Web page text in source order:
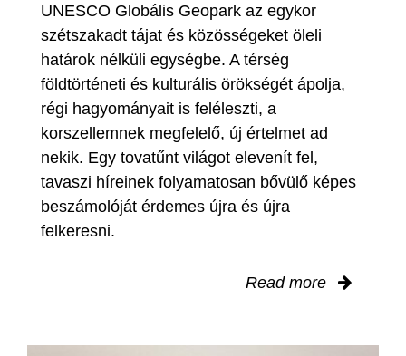
UNESCO Globális Geopark az egykor
szétszakadt tájat és közösségeket öleli
határok nélküli egységbe. A térség
földtörténeti és kulturális örökségét ápolja,
régi hagyományait is feléleszti, a
korszellemnek megfelelő, új értelmet ad
nekik. Egy tovatűnt világot elevenít fel,
tavaszi híreinek folyamatosan bővülő képes
beszámolóját érdemes újra és újra
felkeresni.
Read more